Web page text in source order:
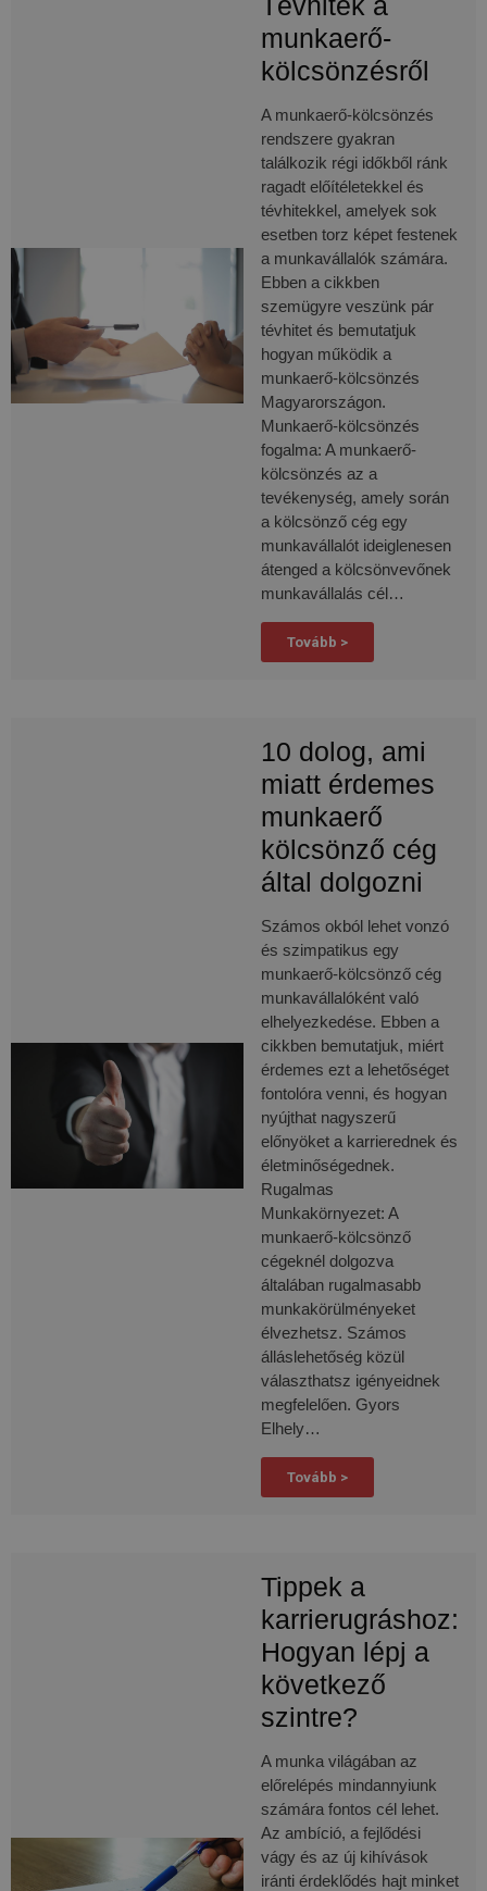
munkaerő-
kölcsönzésről
A munkaerő-kölcsönzés
rendszere gyakran
találkozik régi időkből ránk
ragadt előítéletekkel és
tévhitekkel, amelyek sok
esetben torz képet festenek
a munkavállalók számára.
Ebben a cikkben
szemügyre veszünk pár
tévhitet és bemutatjuk
hogyan működik a
munkaerő-kölcsönzés
Magyarországon.
Munkaerő-kölcsönzés
fogalma: A munkaerő-
kölcsönzés az a
tevékenység, amely során
a kölcsönző cég egy
munkavállalót ideiglenesen
átenged a kölcsönvevőnek
munkavállalás cél…
Tovább >
10 dolog, ami
miatt érdemes
munkaerő
kölcsönző cég
által dolgozni
Számos okból lehet vonzó
és szimpatikus egy
munkaerő-kölcsönző cég
munkavállalóként való
elhelyezkedése. Ebben a
cikkben bemutatjuk, miért
érdemes ezt a lehetőséget
fontolóra venni, és hogyan
nyújthat nagyszerű
előnyöket a karrierednek és
életminőségednek.
Rugalmas
Munkakörnyezet: A
munkaerő-kölcsönző
cégeknél dolgozva
általában rugalmasabb
munkakörülményeket
élvezhetsz. Számos
álláslehetőség közül
választhatsz igényeidnek
megfelelően. Gyors
Elhely…
Tovább >
Tippek a
karrierugráshoz:
Hogyan lépj a
következő
szintre?
A munka világában az
előrelépés mindannyiunk
számára fontos cél lehet.
Az ambíció, a fejlődési
vágy és az új kihívások
iránti érdeklődés hajt minket
Platform
Inc.
.delego.hu
Google LLC
.google.com
6 hónap 3
nap
Google
_gat_gtag_UA_175807850_1
.delego.hu
59
másodperc
kérési
delego.hu
1
hónap